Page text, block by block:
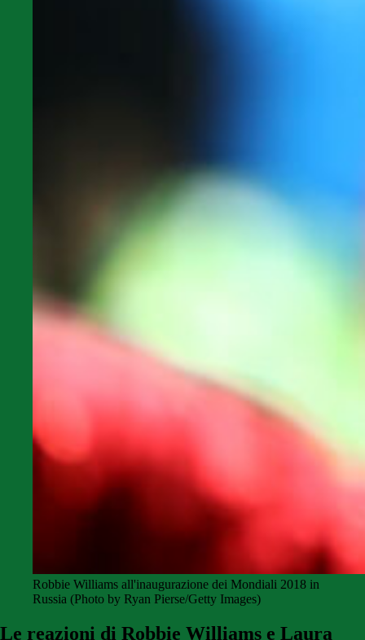
Robbie Williams all'inaugurazione dei Mondiali 2018 in
Russia (Photo by Ryan Pierse/Getty Images)
Le reazioni di Robbie Williams e Laura